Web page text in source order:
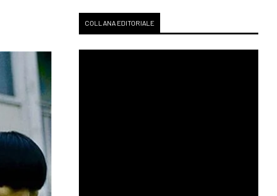
COLLANA EDITORIALE